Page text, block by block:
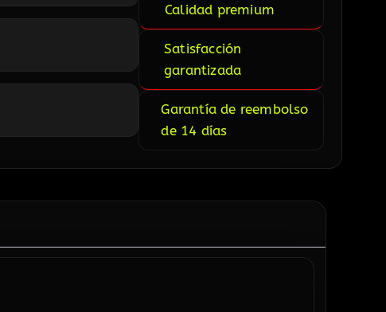
Calidad premium
Satisfacción
garantizada
Garantía de reembolso
de 14 días